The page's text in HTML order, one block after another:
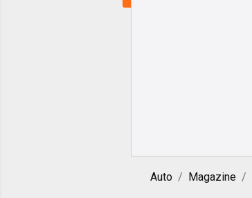
Auto Magazine